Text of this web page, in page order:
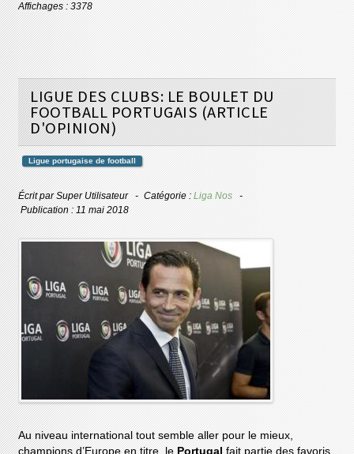
Affichages : 3378
LIGUE DES CLUBS: LE BOULET DU
FOOTBALL PORTUGAIS (ARTICLE
D'OPINION)
Ligue portugaise de football
Écrit parSuper Utilisateur Catégorie :Liga Nos
Publication : 11 mai 2018
Au niveau international tout semble aller pour le mieux,
champions d’Europe en titre, le Portugalfait partie des favoris